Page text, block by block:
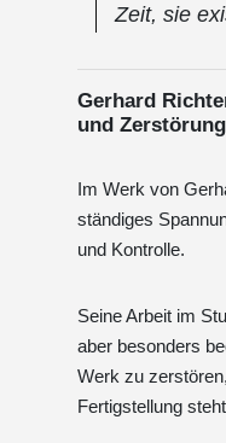
Zeit, sie
Gerhard
und Zerstörung
Im Werk von
ständiges
und Kontrolle.
Seine Arbeit im
aber besonders
Werk zu
Fertigstellung